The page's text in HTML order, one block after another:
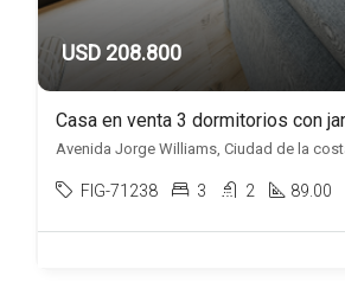
USD 208.800
FIG-71238 3 2 89.00